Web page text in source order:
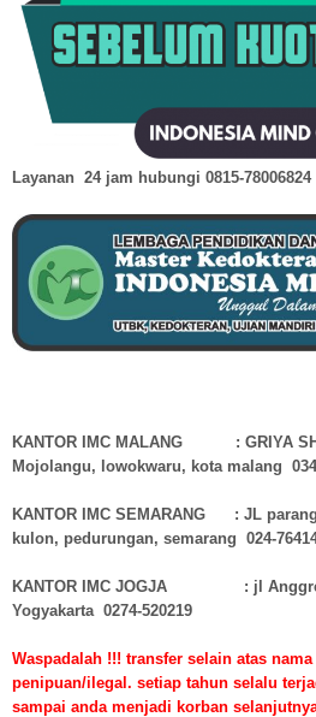
Layanan 24 jam hubungi 0815-78006824
KANTOR IMC MALANG : GRIYA
Mojolangu, lowokwaru, kota malang
KANTOR IMC SEMARANG : JL
kulon, pedurungan, semarang 024-
KANTOR IMC JOGJA : jl
Yogyakarta 0274-520219
Waspadalah !!! transfer selain atas
penipuan/ilegal. setiap tahun selalu
sampai anda menjadi korban